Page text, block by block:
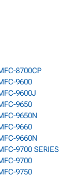
8700CP
9600
9600J
9650
9650N
9660
9660N
9700 SERIES
9700
9750